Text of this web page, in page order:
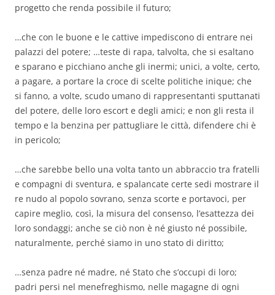
progetto che renda possibile il futuro;
…che con le buone e le cattive impediscono di entrare nei
palazzi del potere; …teste di rapa, talvolta, che si esaltano
e sparano e picchiano anche gli inermi; unici, a volte, certo,
a pagare, a portare la croce di scelte politiche inique; che
si fanno, a volte, scudo umano di rappresentanti sputtanati
del potere, delle loro escort e degli amici; e non gli resta il
tempo e la benzina per pattugliare le città, difendere chi è
in pericolo;
…che sarebbe bello una volta tanto un abbraccio tra fratelli
e compagni di sventura, e spalancate certe sedi mostrare il
re nudo al popolo sovrano, senza scorte e portavoci, per
capire meglio, così, la misura del consenso, l’esattezza dei
loro sondaggi; anche se ciò non è né giusto né possibile,
naturalmente, perché siamo in uno stato di diritto;
…senza padre né madre, né Stato che s’occupi di loro;
padri persi nel menefreghismo, nelle magagne di ogni